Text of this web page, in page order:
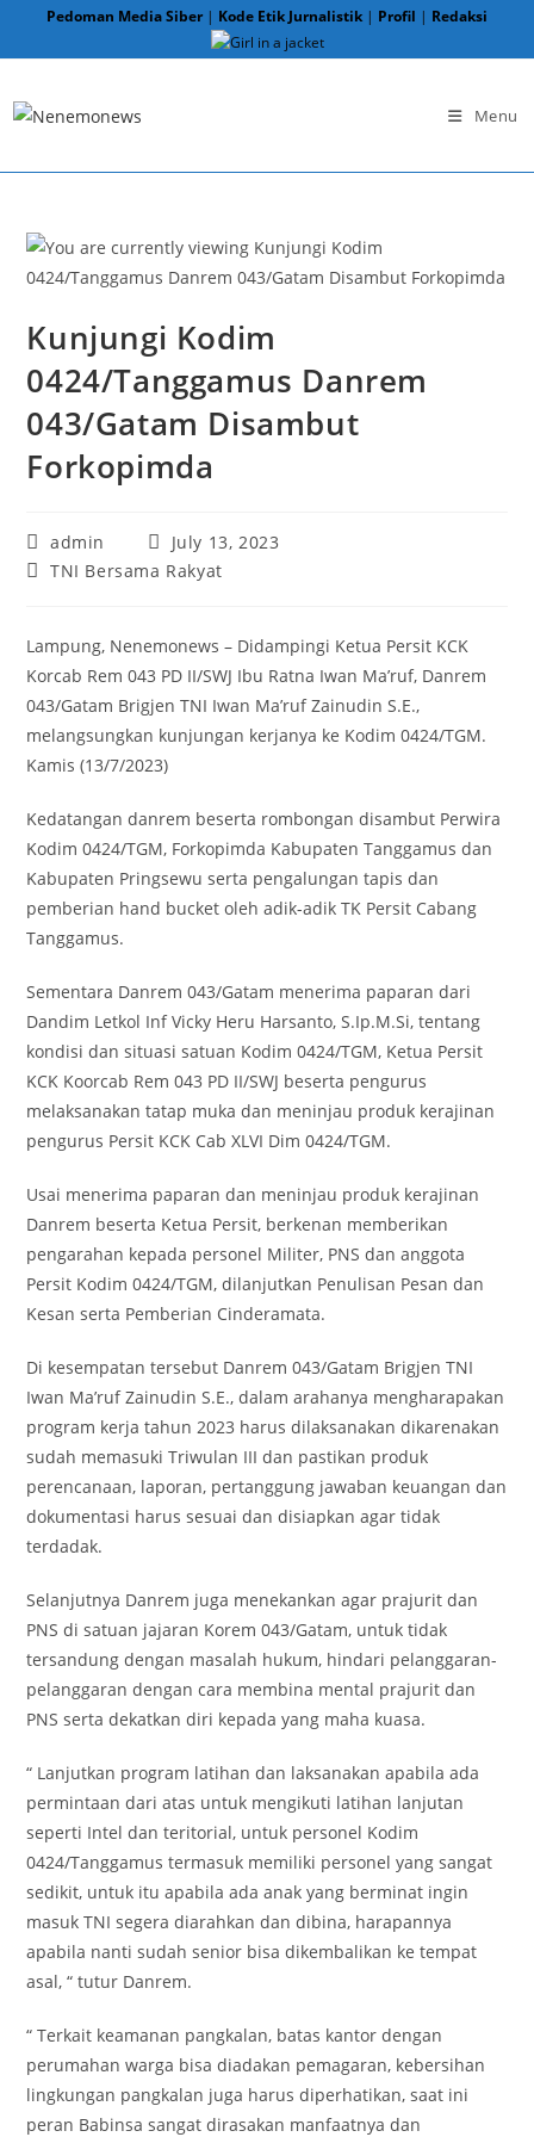
Pedoman Media Siber| Kode Etik Jurnalistik | Profil | Redaksi
Menu
Kunjungi Kodim
0424/Tanggamus Danrem
043/Gatam Disambut
Forkopimda
Post
author:
admin
Post
published:
July 13, 2023
PostTNI Bersama Rakyat
Lampung, Nenemonews – Didampingi Ketua Persit KCK
Korcab Rem 043 PD II/SWJ Ibu Ratna Iwan Ma’ruf, Danrem
043/Gatam Brigjen TNI Iwan Ma’ruf Zainudin S.E.,
melangsungkan kunjungan kerjanya ke Kodim 0424/TGM.
Kamis (13/7/2023)
Kedatangan danrem beserta rombongan disambut Perwira
Kodim 0424/TGM, Forkopimda Kabupaten Tanggamus dan
Kabupaten Pringsewu serta pengalungan tapis dan
pemberian hand bucket oleh adik-adik TK Persit Cabang
Tanggamus.
Sementara Danrem 043/Gatam menerima paparan dari
Dandim Letkol Inf Vicky Heru Harsanto, S.Ip.M.Si, tentang
kondisi dan situasi satuan Kodim 0424/TGM, Ketua Persit
KCK Koorcab Rem 043 PD II/SWJ beserta pengurus
melaksanakan tatap muka dan meninjau produk kerajinan
pengurus Persit KCK Cab XLVI Dim 0424/TGM.
Usai menerima paparan dan meninjau produk kerajinan
Danrem beserta Ketua Persit, berkenan memberikan
pengarahan kepada personel Militer, PNS dan anggota
Persit Kodim 0424/TGM, dilanjutkan Penulisan Pesan dan
Kesan serta Pemberian Cinderamata.
Di kesempatan tersebut Danrem 043/Gatam Brigjen TNI
Iwan Ma’ruf Zainudin S.E., dalam arahanya mengharapakan
program kerja tahun 2023 harus dilaksanakan dikarenakan
sudah memasuki Triwulan III dan pastikan produk
perencanaan, laporan, pertanggung jawaban keuangan dan
dokumentasi harus sesuai dan disiapkan agar tidak
terdadak.
Selanjutnya Danrem juga menekankan agar prajurit dan
PNS di satuan jajaran Korem 043/Gatam, untuk tidak
tersandung dengan masalah hukum, hindari pelanggaran-
pelanggaran dengan cara membina mental prajurit dan
PNS serta dekatkan diri kepada yang maha kuasa.
“ Lanjutkan program latihan dan laksanakan apabila ada
permintaan dari atas untuk mengikuti latihan lanjutan
seperti Intel dan teritorial, untuk personel Kodim
0424/Tanggamus termasuk memiliki personel yang sangat
sedikit, untuk itu apabila ada anak yang berminat ingin
masuk TNI segera diarahkan dan dibina, harapannya
apabila nanti sudah senior bisa dikembalikan ke tempat
asal, “ tutur Danrem.
“ Terkait keamanan pangkalan, batas kantor dengan
perumahan warga bisa diadakan pemagaran, kebersihan
lingkungan pangkalan juga harus diperhatikan, saat ini
peran Babinsa sangat dirasakan manfaatnya dan